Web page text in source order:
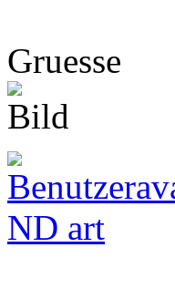
Gruesse
ND art